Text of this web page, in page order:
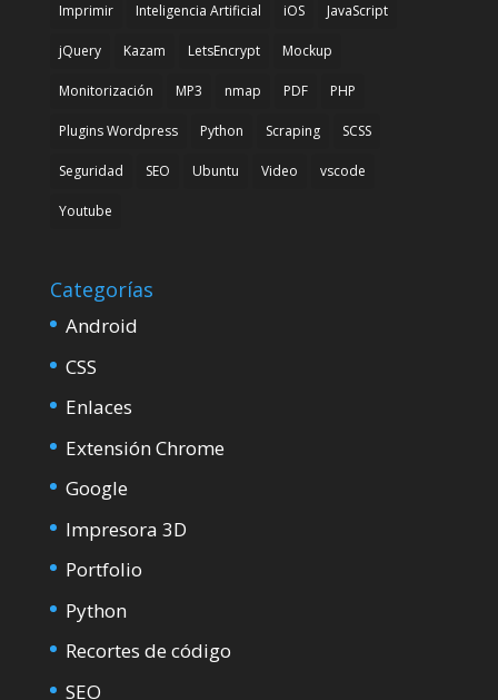
Imprimir Inteligencia Artificial iOS JavaScript
jQuery Kazam LetsEncrypt Mockup
Monitorización MP3 nmap PDF PHP
Plugins Wordpress Python Scraping SCSS
Seguridad SEO Ubuntu Video vscode
Youtube
Categorías
Android
CSS
Enlaces
Extensión Chrome
Google
Impresora 3D
Portfolio
Python
Recortes de código
SEO